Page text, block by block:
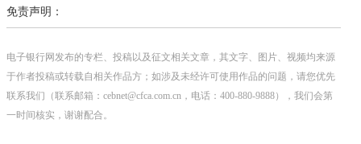
免责声明：
电子银行网发布的专栏、投稿以及征文相关文章，其文字、图片、视频均来源
于作者投稿或转载自相关作品方；如涉及未经许可使用作品的问题，请您优先
联系我们（联系邮箱：cebnet@cfca.com.cn，电话：400-880-9888），我们会第
一时间核实，谢谢配合。